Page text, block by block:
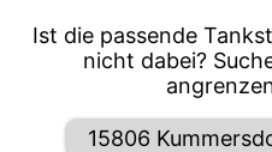
Ist die passende
nicht dabei?
15806